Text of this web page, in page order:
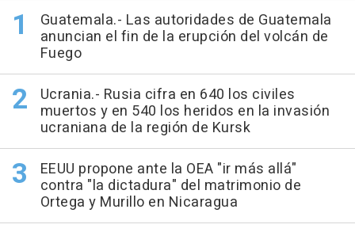
Guatemala.- Las autoridades de Guatemala
anuncian el fin de la erupción del volcán de
Fuego
Ucrania.- Rusia cifra en 640 los civiles
muertos y en 540 los heridos en la invasión
ucraniana de la región de Kursk
EEUU propone ante la OEA "ir más allá"
contra "la dictadura" del matrimonio de
Ortega y Murillo en Nicaragua